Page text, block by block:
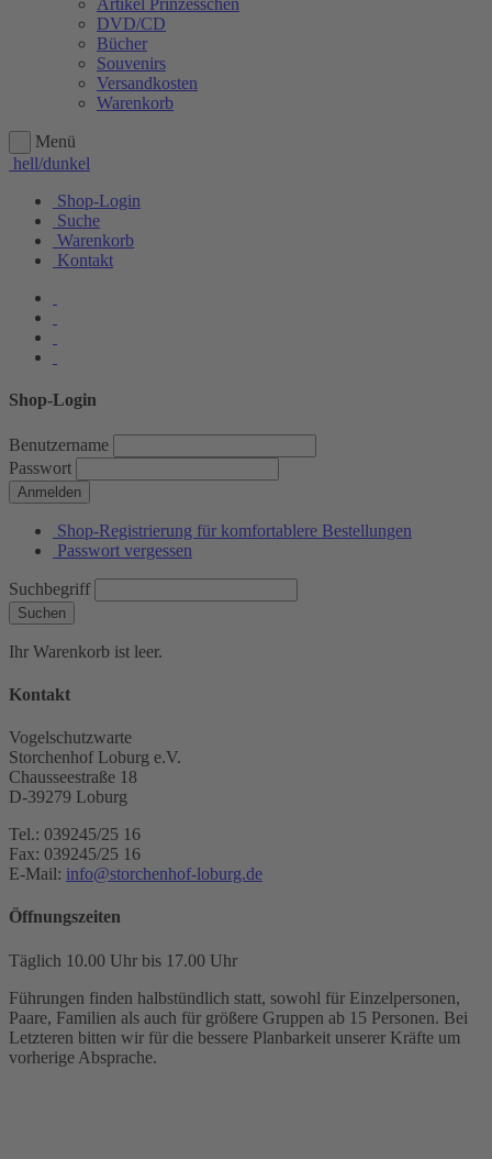
Artikel Prinzesschen
DVD/CD
Bücher
Souvenirs
Versandkosten
Warenkorb
Menü
hell/dunkel
Shop-Login
Suche
Warenkorb
Kontakt
Shop-Login
Benutzername
Passwort
Anmelden
Shop-Registrierung für komfortablere Bestellungen
Passwort vergessen
Suchbegriff
Suchen
Ihr Warenkorb ist leer.
Kontakt
Vogelschutzwarte
Storchenhof Loburg e.V.
Chausseestraße 18
D-39279 Loburg
Tel.: 039245/25 16
Fax: 039245/25 16
E-Mail: info@storchenhof-loburg.de
Öffnungszeiten
Täglich 10.00 Uhr bis 17.00 Uhr
Führungen finden halbstündlich statt, sowohl für Einzelpersonen,
Paare, Familien als auch für größere Gruppen ab 15 Personen. Bei
Letzteren bitten wir für die bessere Planbarkeit unserer Kräfte um
vorherige Absprache.